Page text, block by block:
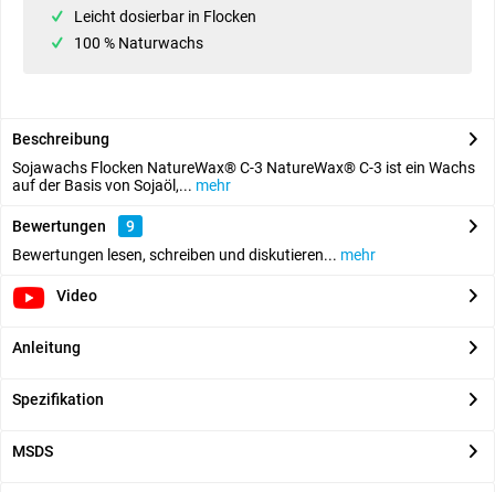
Leicht dosierbar in Flocken
100 % Naturwachs
Beschreibung
Sojawachs Flocken NatureWax® C-3 NatureWax® C-3 ist ein Wachs
auf der Basis von Sojaöl,... mehr
Bewertungen
9
Bewertungen lesen, schreiben und diskutieren... mehr
Video
Anleitung
Spezifikation
MSDS